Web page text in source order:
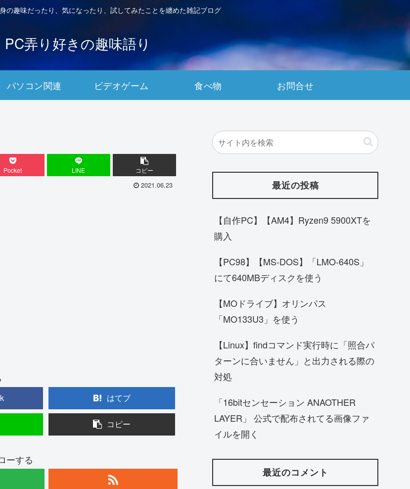
の趣味だったり、気になったり、試してみたことを纏めた雑記ブログ
PC弄り好きの趣味語り
パソコン関連 ビデオゲーム 食べ物 お問合せ
Pocket LINE コピー
2021.06.23
はてブ
コピー
ーする
最近の投稿
【自作PC】【AM4】Ryzen9 5900XTを
購入
【PC98】【MS-DOS】「LMO-640S」
にて640MBディスクを使う
【MOドライブ】オリンパス
「MO133U3」を使う
【Linux】findコマンド実行時に「照合パ
ターンに合いません」と出力される際の
対処
「16bitセンセーション ANAOTHER
LAYER」 公式で配布されてる画像ファ
イルを開く
最近のコメント